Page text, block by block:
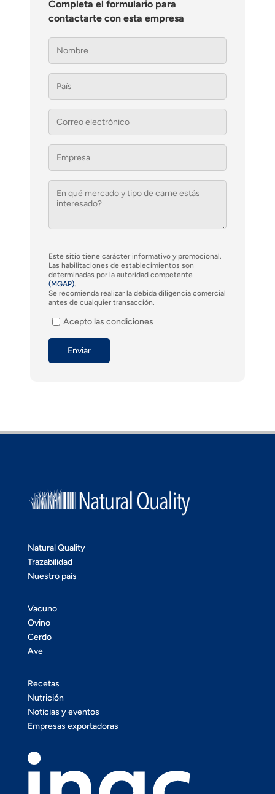
Completa el formulario para
contactarte con esta empresa
Este sitio tiene carácter informativo y promocional.
Las habilitaciones de establecimientos son
determinadas por la autoridad competente
(MGAP).
Se recomienda realizar la debida diligencia comercial
antes de cualquier transacción.
Acepto las condiciones
Natural Quality
Trazabilidad
Nuestro país
Vacuno
Ovino
Cerdo
Ave
Recetas
Nutrición
Noticias y eventos
Empresas exportadoras